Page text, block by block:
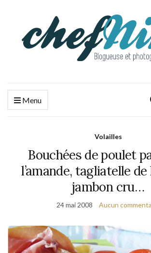
Menu
Volailles
Bouchées de poulet
l’amande, tagliatelle de
jambon cru…
24 mai 2008 Aucun